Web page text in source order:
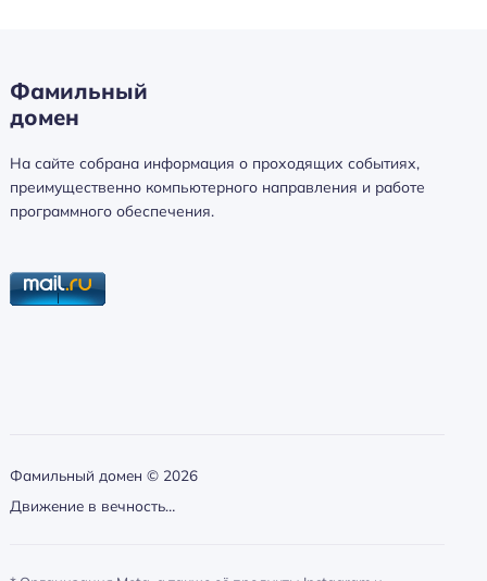
Фамильный
домен
На сайте собрана информация о проходящих событиях,
преимущественно компьютерного направления и работе
программного обеспечения.
Фамильный домен © 2026
Движение в вечность…
Н
а
т
и
: